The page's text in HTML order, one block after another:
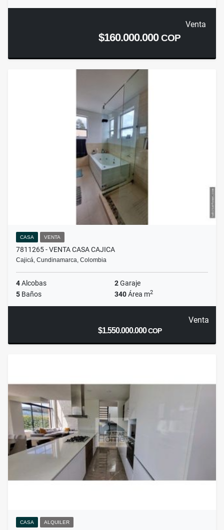
Venta
$160.000.000COP
CASA VENTA
7811265 - VENTA CASA CAJICA
Cajicá, Cundinamarca, Colombia
4Alcobas 2Garaje
5 Baños 340Área m2
Venta
$1.550.000.000COP
CASA ALQUILER